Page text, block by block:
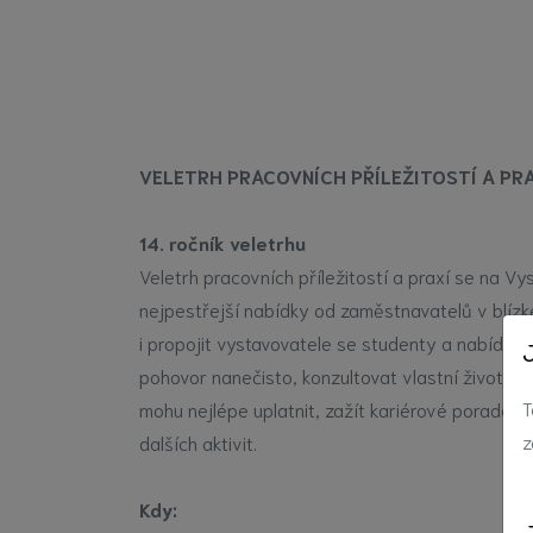
VELETRH PRACOVNÍCH PŘÍLEŽITOSTÍ A
14. ročník veletrhu
Veletrh pracovních příležitostí a praxí se na
nejpestřejší nabídky od zaměstnavatelů v
i propojit vystavovatele se studenty a
pohovor nanečisto, konzultovat vlastní
mohu nejlépe uplatnit, zažít kariérové
dalších aktivit.
Kdy: